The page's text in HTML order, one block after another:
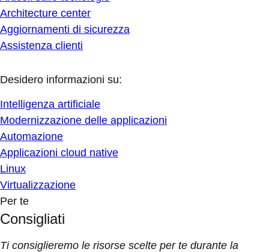
Architecture center
Aggiornamenti di sicurezza
Assistenza clienti
Desidero informazioni su:
Intelligenza artificiale
Modernizzazione delle applicazioni
Automazione
Applicazioni cloud native
Linux
Virtualizzazione
Per te
Consigliati
Ti consiglieremo le risorse scelte per te durante la